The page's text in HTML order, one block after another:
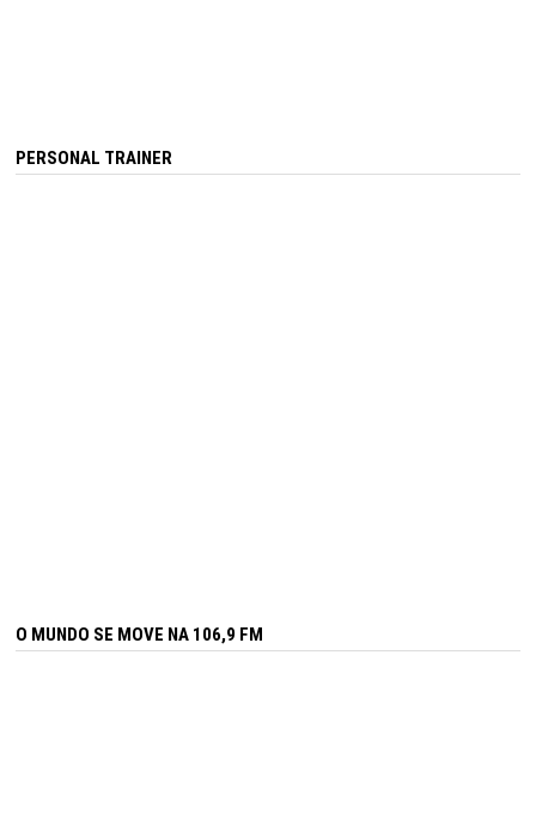
PERSONAL TRAINER
O MUNDO SE MOVE NA 106,9 FM